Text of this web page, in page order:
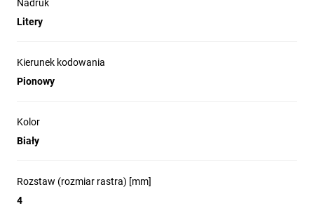
Nadruk
Litery
Kierunek kodowania
Pionowy
Kolor
Biały
Rozstaw (rozmiar rastra) [mm]
4